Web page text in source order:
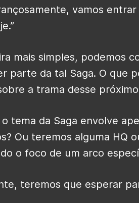
vamos
mais simples, podemos
parte da tal Saga. O que
a trama desse
tema da Saga envolve
Ou teremos alguma HQ
o foco de um arco
teremos que esperar